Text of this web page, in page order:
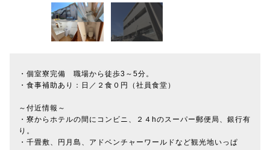
・個室寮完備 職場から徒歩3～5分。
・食事補助あり：日／２食０円（社員食堂）
～付近情報～
・寮からホテルの間にコンビニ、２４hのスーパー郵便局、銀行有
り。
・千畳敷、円月島、アドベンチャーワールドなど観光地いっぱ